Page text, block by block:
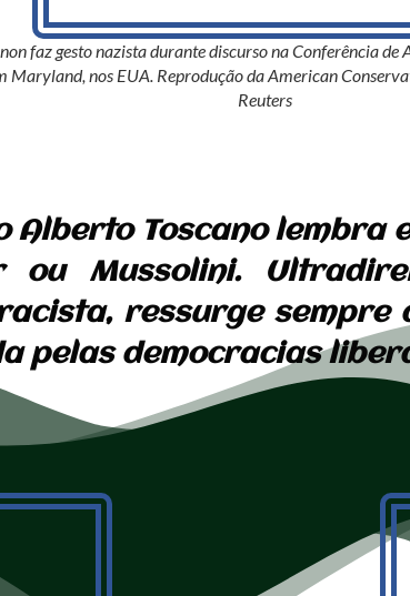
faz gesto nazista durante discurso na Conferência
Maryland, nos EUA. Reprodução da American
Reuters
Toscano lembra
ou Mussolini.
ressurge sempre
pelas democracias